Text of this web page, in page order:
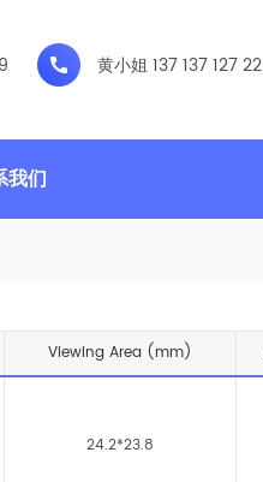
黄小姐137 137 127 22
我们
Viewing Area (mm)
24.2*23.8